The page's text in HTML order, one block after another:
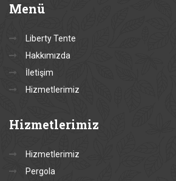
Menü
Liberty Tente
Hakkımızda
İletişim
Hizmetlerimiz
Hizmetlerimiz
Hizmetlerimiz
Pergola